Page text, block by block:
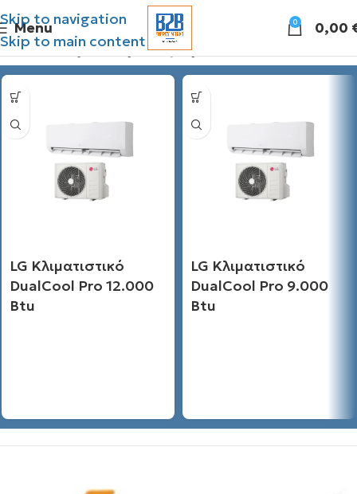
Skip to navigation
Skip to main content
Menu 0 0,00
Διάθεσιμες προσφορές
LG Κλιματιστικό
DualCool Pro 12.000
Btu
LG Κλιματιστικό
DualCool Pro 9.000
Btu